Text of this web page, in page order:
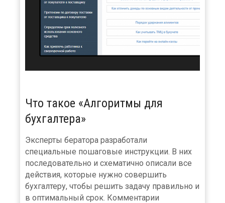
Что такое «Алгоритмы для
бухгалтера»
Эксперты бератора разработали
специальные пошаговые инструкции. В них
последовательно и схематично описали все
действия, которые нужно совершить
бухгалтеру, чтобы решить задачу правильно и
в оптимальный срок. Комментарии